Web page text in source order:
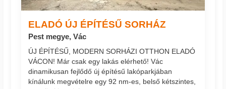
ELADÓ ÚJ ÉPÍTÉSŰ SORHÁZ
Pest megye, Vác
ÚJ ÉPÍTÉSŰ, MODERN SORHÁZI OTTHON ELADÓ
VÁCON! Már csak egy lakás elérhető! Vác
dinamikusan fejlődő új építésű lakóparkjában
kínálunk megvételre egy 92 nm-es, belső kétszintes,